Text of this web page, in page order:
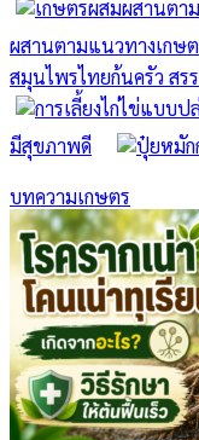
ผสานตามแนวทางเกษ
สมุนไพรไทยก้นครัว ส
มีสุขภาพดี
บทความเกษตร